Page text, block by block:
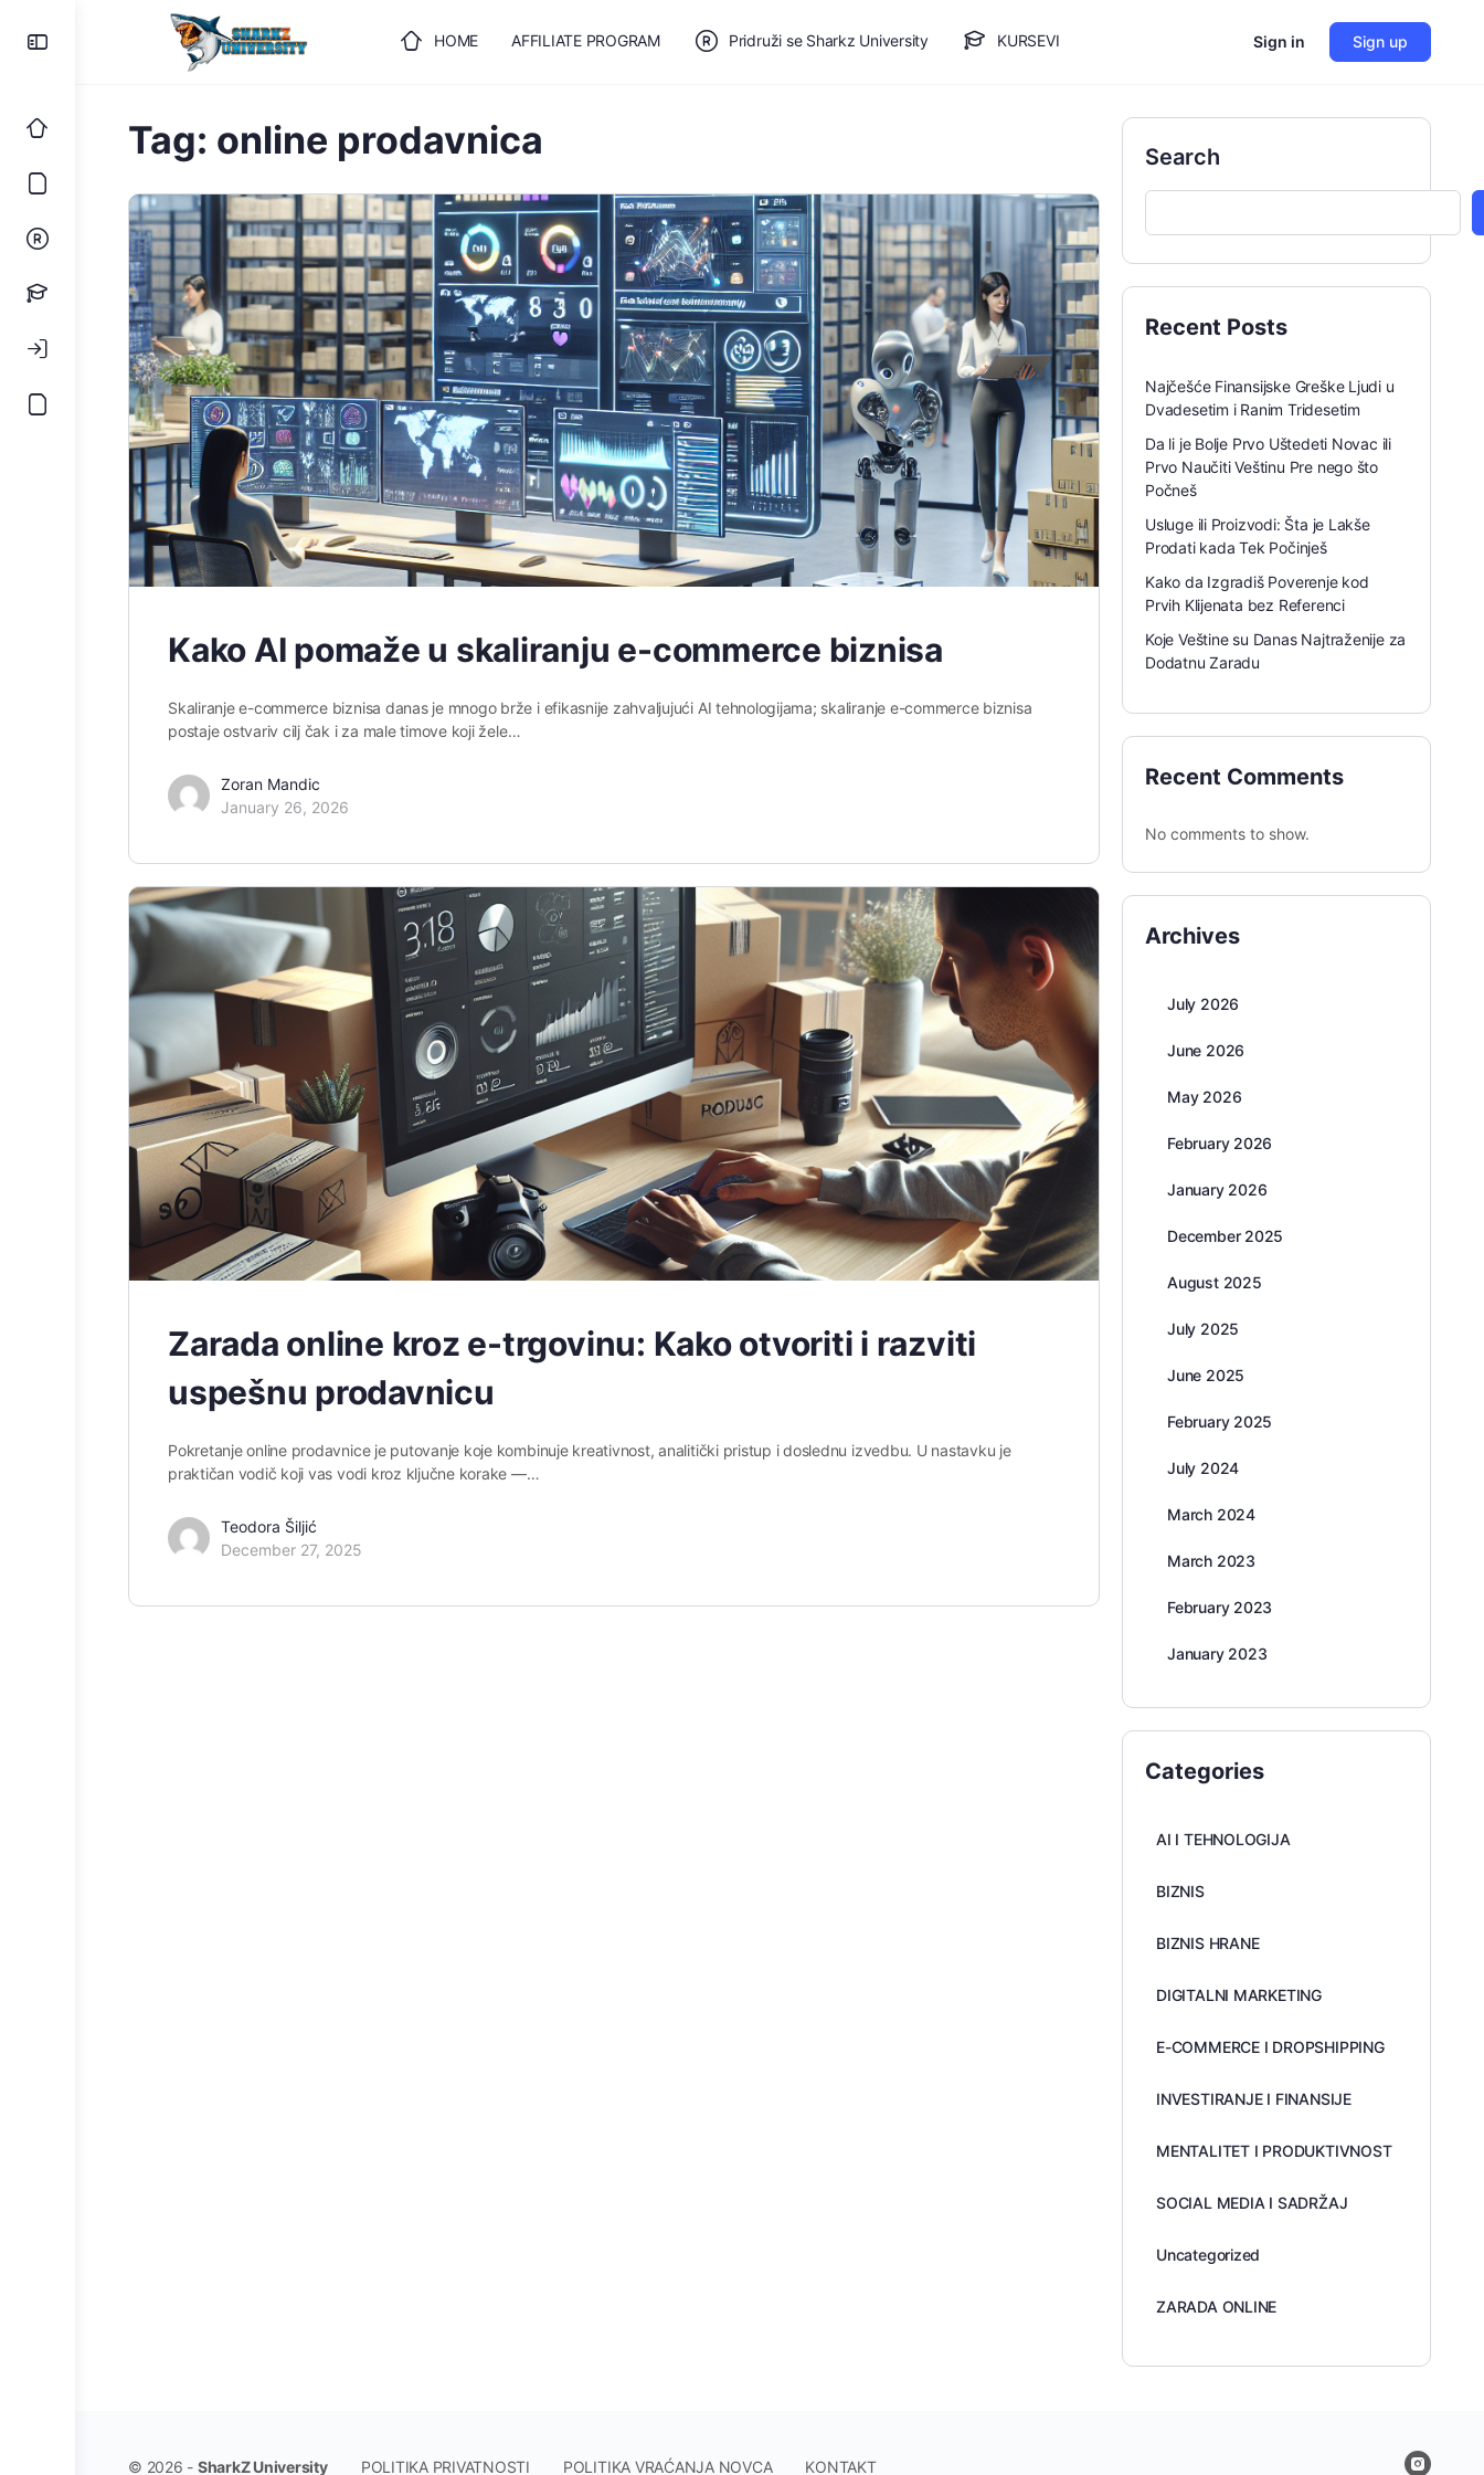
HOME AFFILIATE PROGRAM Pridruži se Sharkz University KURSEVI
ULOGUJTE SE
Sign in Sign up
Tag: online prodavnica
Kako AI pomaže u skaliranju e-commerce biznisa
Skaliranje e-commerce biznisa danas je mnogo brže i efikasnije zahvaljujući AI tehnologijama; skaliranje e-commerce biznisa
postaje ostvariv cilj čak i za male timove koji žele…
Zoran Mandic
January 26, 2026
Zarada online kroz e-trgovinu: Kako otvoriti i razviti
uspešnu prodavnicu
Pokretanje online prodavnice je putovanje koje kombinuje kreativnost, analitički pristup i doslednu izvedbu. U nastavku je
praktičan vodič koji vas vodi kroz ključne korake —…
Teodora Šiljić
December 27, 2025
Search
Recent Posts
Najčešće Finansijske Greške Ljudi u
Dvadesetim i Ranim Tridesetim
Da li je Bolje Prvo Uštedeti Novac ili
Prvo Naučiti Veštinu Pre nego što
Počneš
Usluge ili Proizvodi: Šta je Lakše
Prodati kada Tek Počinješ
Kako da Izgradiš Poverenje kod
Prvih Klijenata bez Referenci
Koje Veštine su Danas Najtraženije za
Dodatnu Zaradu
Recent Comments
No comments to show.
Archives
July 2026
June 2026
May 2026
February 2026
January 2026
December 2025
August 2025
July 2025
June 2025
February 2025
July 2024
March 2024
March 2023
February 2023
January 2023
Categories
AI I TEHNOLOGIJA
BIZNIS
BIZNIS HRANE
DIGITALNI MARKETING
E-COMMERCE I DROPSHIPPING
INVESTIRANJE I FINANSIJE
MENTALITET I PRODUKTIVNOST
SOCIAL MEDIA I SADRŽAJ
Uncategorized
ZARADA ONLINE
© 2026 - SharkZ University POLITIKA PRIVATNOSTI POLITIKA VRAĆANJA NOVCA KONTAKT